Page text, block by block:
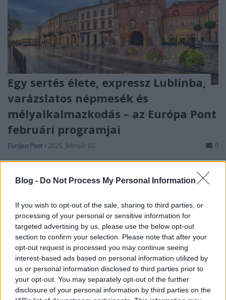
Blog - Do Not Process My Personal Information
If you wish to opt-out of the sale, sharing to third parties, or
processing of your personal or sensitive information for
targeted advertising by us, please use the below opt-out
section to confirm your selection. Please note that after your
opt-out request is processed you may continue seeing
interest-based ads based on personal information utilized by
us or personal information disclosed to third parties prior to
your opt-out. You may separately opt-out of the further
disclosure of your personal information by third parties on the
Egy sertés élete, expressz Lublinba,
varázslatos népmesék és
mélyalkalmazkodás – az Európa Pont
februári programjai
Európa Pont • 2025. február 03. 0